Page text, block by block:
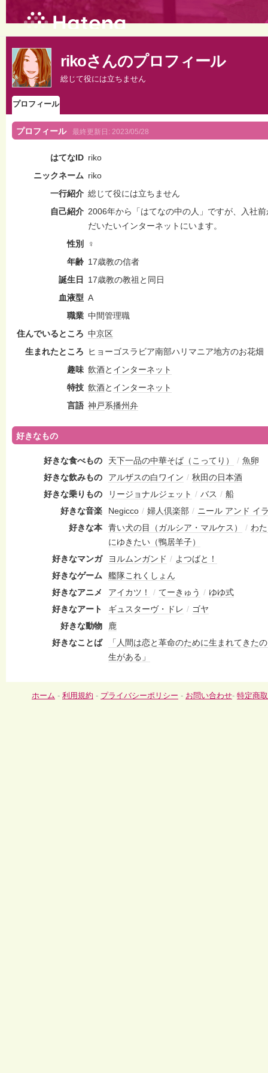
rikoさんのプロフィール
総じて役には立ちません
プロフィール
プロフィール 最終更新日: 2023/05/28
はてなID riko
ニックネーム riko
一行紹介 総じて役には立ちません
自己紹介 2006年から「はてなの中の人」ですが、入社
だいたいインターネットにいます。
性別
♀
年齢 17歳教の信者
誕生日
17歳教の教祖と同日
血液型 A
職業 中間管理職
住んでいるところ 中京区
生まれたところ
ヒョーゴスラビア南部ハリマニア地方のお花畑
趣味 飲酒と インターネット
特技 飲酒と インターネット
言語 神戸系播州弁
好きなもの
好きな食べもの 天下一品の中華そば（こってり） / 魚卵
好きな飲みもの
アルザスの白ワイン / 秋田の日本酒
好きな乗りもの
リージョナルジェット / バス / 船
好きな音楽
Negicco / 婦人倶楽部 / ニール アンド イ
好きな本
青い犬の目（ガルシア・マルケス） / わ
にゆきたい（鴨居羊子）
好きなマンガ
ヨルムンガンド / よつばと！
好きなゲーム
艦隊これくしょん
好きなアニメ
アイカツ！ / てーきゅう / ゆゆ式
好きなアート
ギュスターヴ・ドレ / ゴヤ
好きな動物
鹿
好きなことば
「人間は恋と革命のために生まれてきた
生がある」
ホーム - 利用規約 - プライバシーポリシー - お問い合わせ- 特定商